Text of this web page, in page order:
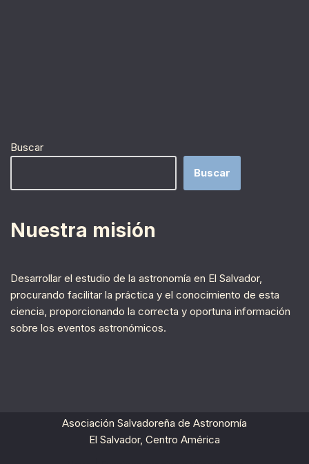
Buscar
Buscar
Nuestra misión
Desarrollar el estudio de la astronomía en El Salvador,
procurando facilitar la práctica y el conocimiento de esta
ciencia, proporcionando la correcta y oportuna información
sobre los eventos astronómicos.
Asociación Salvadoreña de Astronomía
El Salvador, Centro América